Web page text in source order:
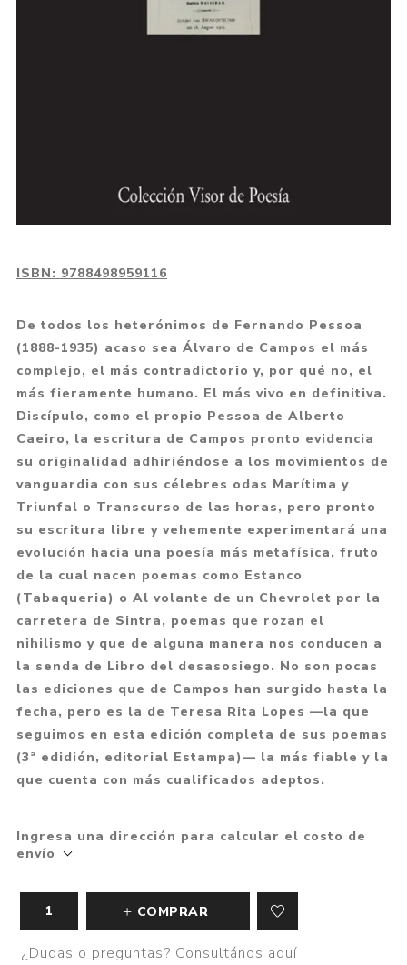
ISBN: 9788498959116
De todos los heterónimos de Fernando Pessoa
(1888-1935) acaso sea Álvaro de Campos el más
complejo, el más contradictorio y, por qué no, el
más fieramente humano. El más vivo en definitiva.
Discípulo, como el propio Pessoa de Alberto
Caeiro, la escritura de Campos pronto evidencia
su originalidad adhiriéndose a los movimientos de
vanguardia con sus célebres odas Marítima y
Triunfal o Transcurso de las horas, pero pronto
su escritura libre y vehemente experimentará una
evolución hacia una poesía más metafísica, fruto
de la cual nacen poemas como Estanco
(Tabaqueria) o Al volante de un Chevrolet por la
carretera de Sintra, poemas que rozan el
nihilismo y que de alguna manera nos conducen a
la senda de Libro del desasosiego. No son pocas
las ediciones que de Campos han surgido hasta la
fecha, pero es la de Teresa Rita Lopes —la que
seguimos en esta edición completa de sus poemas
(3ª edidión, editorial Estampa)— la más fiable y la
que cuenta con más cualificados adeptos.
Ingresa una dirección para calcular el costo de
envío
COMPRAR
¿Dudas o preguntas? Consultános aquí